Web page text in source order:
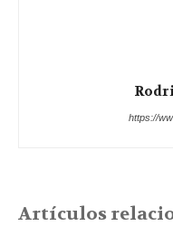
https://
Artículos